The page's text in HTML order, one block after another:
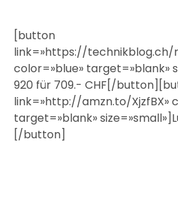
[button
link=»https://technikblog.ch/
color=»blue» target=»blank»
920 für 709.- CHF[/
link=»http://amzn.to/XjzfBX»
target=»blank»
[/button]